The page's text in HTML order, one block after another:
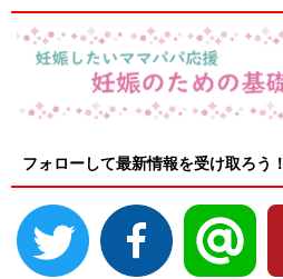
フォローして最新情報を受け取ろう！